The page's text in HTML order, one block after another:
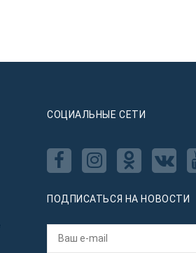
CОЦИАЛЬНЫЕ СЕТИ
ПОДПИСАТЬСЯ НА НОВОСТИ